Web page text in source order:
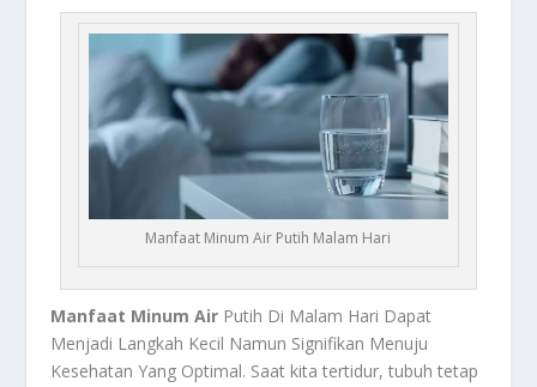
Manfaat Minum Air Putih Malam Hari
Manfaat Minum Air Putih Di Malam Hari Dapat
Menjadi Langkah Kecil Namun Signifikan Menuju
Kesehatan Yang Optimal. Saat kita tertidur, tubuh tetap